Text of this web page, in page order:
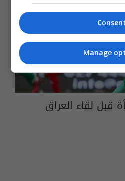
قبل لقاء العراق
Consent
Manage